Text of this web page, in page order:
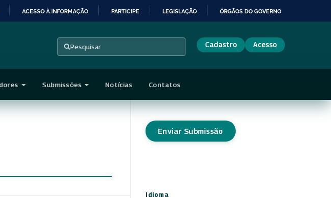
ACESSO À INFORMAÇÃO PARTICIPE LEGISLAÇÃO ÓRGÃOS DO GOVERNO
Pesquisar Cadastro Acesso
Submissões Notícias Contatos
Enviar Submissão
Idioma